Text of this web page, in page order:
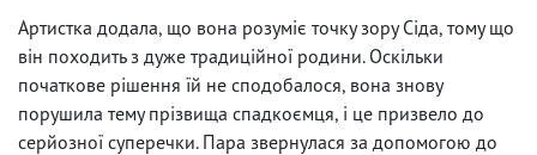
Артистка додала, що вона розуміє точку зору Сіда, тому що
він походить з дуже традиційної родини. Оскільки
початкове рішення їй не сподобалося, вона знову
порушила тему прізвища спадкоємця, і це призвело до
серйозної суперечки. Пара звернулася за допомогою до